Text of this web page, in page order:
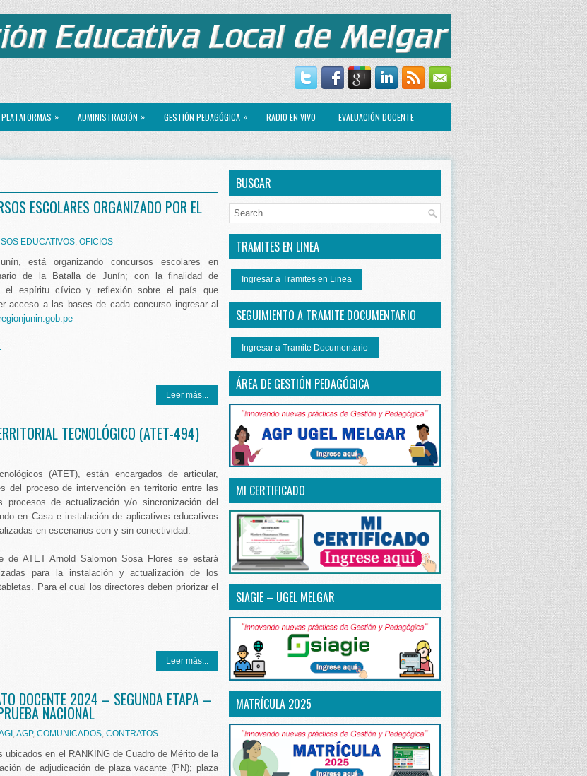
PLATAFORMAS » ADMINISTRACIÓN » GESTIÓN PEDAGÓGICA » RADIO EN VIVO EVALUACIÓN DOCENTE
ESCOLARES ORGANIZADO POR EL
EDUCATIVOS OFICIOS
está organizando concursos escolares en
de la Batalla de Junín; con la finalidad de
el espíritu cívico y reflexión sobre el país que
acceso a las bases de cada concurso ingresar al
Leer más...
TECNOLÓGICO (ATET-494)
(ATET), están encargados de articular,
del proceso de intervención en territorio entre las
de actualización y/o sincronización del
en Casa e instalación de aplicativos educativos
en escenarios con y sin conectividad.
de ATET Arnold Salomon Sosa Flores se estará
para la instalación y actualización de los
Para el cual los directores deben priorizar el
Leer más...
DOCENTE 2024 – SEGUNDA ETAPA –
NACIONAL
,AGP, COMUNICADOS, CONTRATOS
en el RANKING de Cuadro de Mérito de la
de adjudicación de plaza vacante (PN); plaza
BUSCAR
TRAMITES EN LINEA
Ingresar a Tramites en Linea
SEGUIMIENTO A TRAMITE DOCUMENTARIO
Ingresar a Tramite Documentario
ÁREA DE GESTIÓN PEDAGÓGICA
MI CERTIFICADO
SIAGIE – UGEL MELGAR
MATRÍCULA 2025